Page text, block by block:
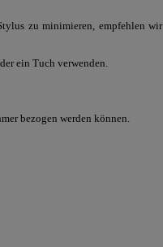
zu minimieren, empfehlen wir
ein Tuch verwenden.
bezogen werden können.